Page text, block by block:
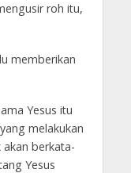
roh itu,
memberikan
Yesus itu
melakukan
berkata-
Yesus